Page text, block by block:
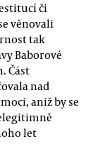
či
věnovali
tak
Baborové
Část
nad
aniž by se
let